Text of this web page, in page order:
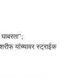
यांच्यावर स्ट्राईक